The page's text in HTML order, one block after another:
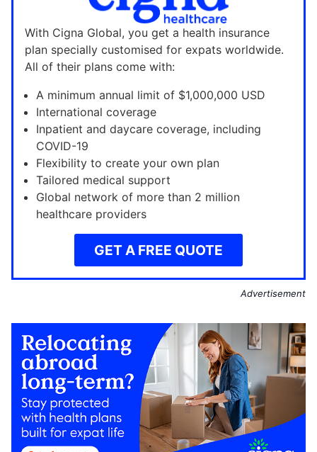
With Cigna Global, you get a health insurance
plan specially customised for expats worldwide.
All of their plans come with:
A minimum annual limit of $1,000,000 USD
International coverage
Inpatient and daycare coverage, including
COVID-19
Flexibility to create your own plan
Tailored medical support
Global network of more than 2 million
healthcare providers
GET A FREE QUOTE
Advertisement